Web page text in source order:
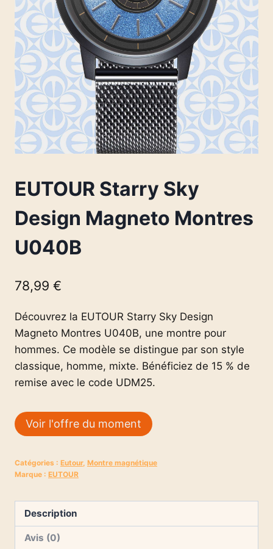
EUTOUR Starry Sky
Design Magneto Montres
U040B
78,99 €
Découvrez la EUTOUR Starry Sky Design
Magneto Montres U040B, une montre pour
hommes. Ce modèle se distingue par son style
classique, homme, mixte. Bénéficiez de 15 % de
remise avec le code UDM25.
Voir l'offre du moment
Catégories : Eutour, Montre magnétique
Marque : EUTOUR
Description
Avis (0)